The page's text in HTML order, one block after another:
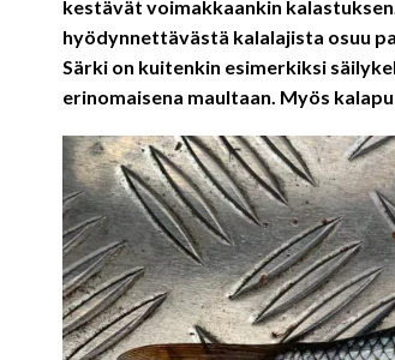
kestävät voimakkaankin
hyödynnettävästä kalalajista osuu
Särki on kuitenkin esimerkiksi
erinomaisena maultaan. Myös